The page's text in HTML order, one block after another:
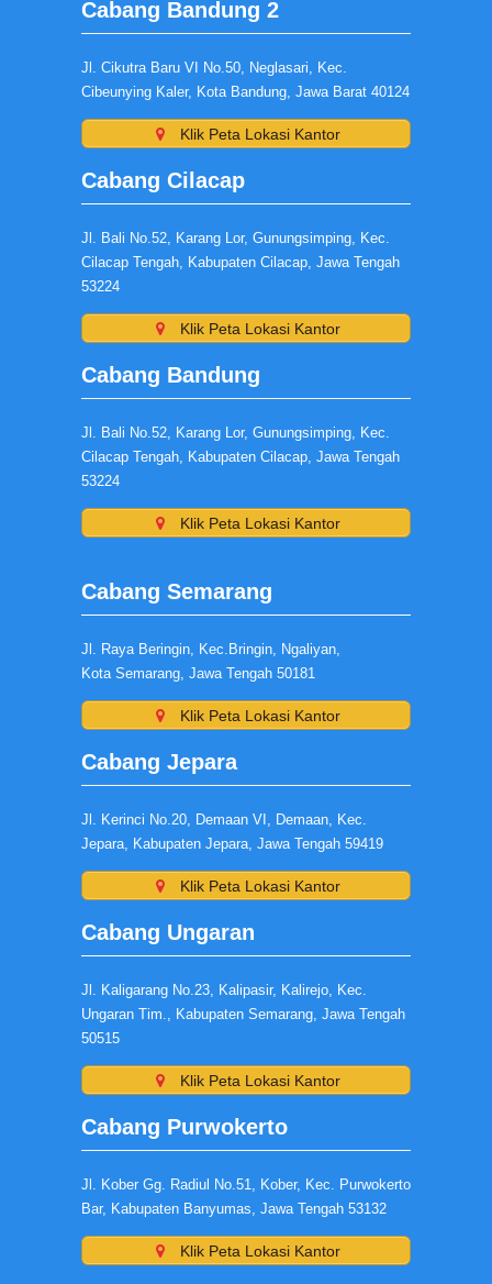
Cabang Bandung 2
Jl. Cikutra Baru VI No.50, Neglasari, Kec.
Cibeunying Kaler, Kota Bandung, Jawa Barat 40124
Klik Peta Lokasi Kantor
Cabang Cilacap
Jl. Bali No.52, Karang Lor, Gunungsimping, Kec.
Cilacap Tengah, Kabupaten Cilacap, Jawa Tengah
53224
Klik Peta Lokasi Kantor
Cabang Bandung
Jl. Bali No.52, Karang Lor, Gunungsimping, Kec.
Cilacap Tengah, Kabupaten Cilacap, Jawa Tengah
53224
Klik Peta Lokasi Kantor
Cabang Semarang
Jl. Raya Beringin, Kec.Bringin, Ngaliyan,
Kota Semarang, Jawa Tengah 50181
Klik Peta Lokasi Kantor
Cabang Jepara
Jl. Kerinci No.20, Demaan VI, Demaan, Kec.
Jepara, Kabupaten Jepara, Jawa Tengah 59419
Klik Peta Lokasi Kantor
Cabang Ungaran
Jl. Kaligarang No.23, Kalipasir, Kalirejo, Kec.
Ungaran Tim., Kabupaten Semarang, Jawa Tengah
50515
Klik Peta Lokasi Kantor
Cabang Purwokerto
Jl. Kober Gg. Radiul No.51, Kober, Kec. Purwokerto
Bar, Kabupaten Banyumas, Jawa Tengah 53132
Klik Peta Lokasi Kantor